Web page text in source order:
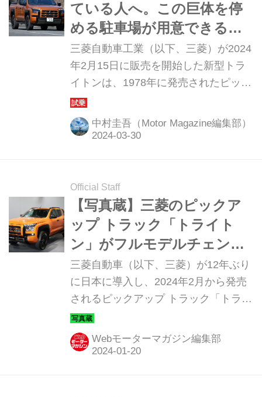
ている人へ。この巨体を停
める駐車場が用意できるな
らおすすめしたい理由。
【試乗】
三菱自動車工業（以下、三菱）が2024
年2月15日に販売を開始した新型トラ
イトンは、1978年に発売されたピック
アップトラック「フォルテ」をルーツ
とするモデルとして、世界約150ヵ国
で販売されてきた世界戦略車です。こ
能を持ち、さらに「三菱らしさ」も満
載のモデルとなっていました。
中村圭吾（Motor Magazine編集部）
Official Staff
【写真蔵】三菱のピックア
ップ トラック「トライト
ン」がフルモデルチェンジ
で日本再上陸！
三菱自動車（以下、三菱）が12年ぶり
に日本に導入し、2024年2月から発売
されるピックアップ トラック「トライ
トン」。そのディテールを写真で紹介
しよう。
Webモーターマガジン編集部